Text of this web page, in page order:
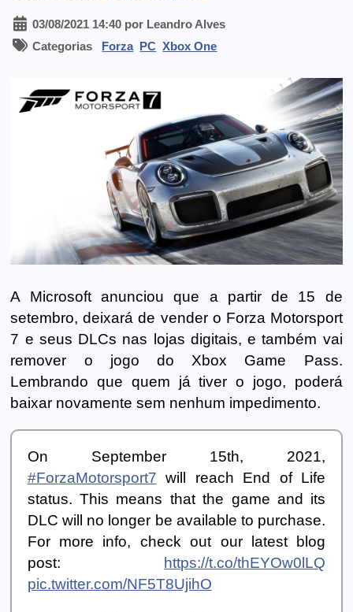
03/08/2021 14:40 por Leandro Alves
Categorias Forza PC Xbox One
A Microsoft anunciou que a partir de 15 de
setembro, deixará de vender o Forza Motorsport
7 e seus DLCs nas lojas digitais, e também vai
remover o jogo do Xbox Game Pass.
Lembrando que quem já tiver o jogo, poderá
baixar novamente sem nenhum impedimento.
On September 15th, 2021,
#ForzaMotorsport7 will reach End of Life
status. This means that the game and its
DLC will no longer be available to purchase.
For more info, check out our latest blog
post:
https://t.co/thEYOw0lLQ
pic.twitter.com/NF5T8UjihO